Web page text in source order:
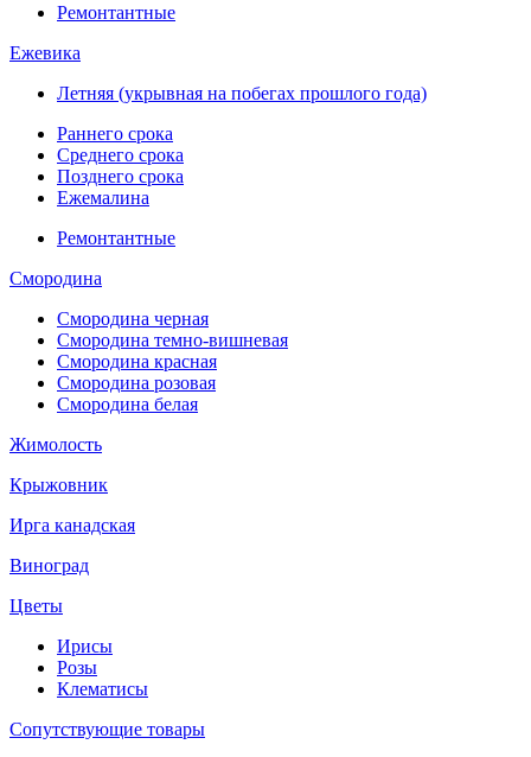
Ремонтантные
Ежевика
Летняя (укрывная на побегах прошлого года)
Раннего срока
Среднего срока
Позднего срока
Ежемалина
Ремонтантные
Смородина
Смородина черная
Смородина темно-вишневая
Смородина красная
Смородина розовая
Смородина белая
Жимолость
Крыжовник
Ирга канадская
Виноград
Цветы
Ирисы
Розы
Клематисы
Сопутствующие товары